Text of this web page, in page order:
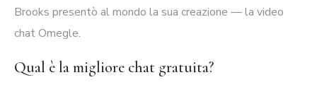
Brooks presentò al mondo la sua creazione — la video
chat Omegle.
Qual è la migliore chat gratuita?